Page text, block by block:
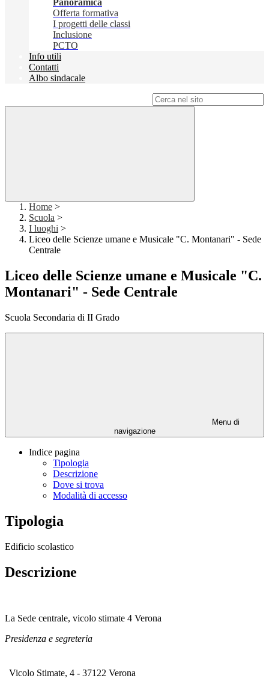
Panoramica
Offerta formativa
I progetti delle classi
Inclusione
PCTO
Info utili
Contatti
Albo sindacale
Home >
Scuola >
I luoghi >
Liceo delle Scienze umane e Musicale "C. Montanari" - Sede
Centrale
Liceo delle Scienze umane e Musicale "C.
Montanari" - Sede Centrale
Scuola Secondaria di II Grado
Menu di
navigazione
Indice pagina
Tipologia
Descrizione
Dove si trova
Modalità di accesso
Tipologia
Edificio scolastico
Descrizione
La Sede centrale, vicolo stimate 4 Verona
Presidenza e segreteria
Vicolo Stimate, 4 - 37122 Verona